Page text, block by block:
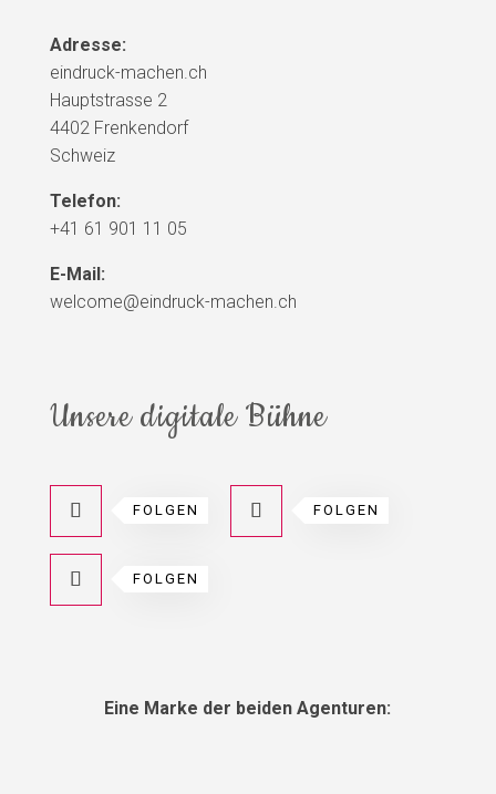
Adresse:
eindruck-machen.ch
Hauptstrasse 2
4402 Frenkendorf
Schweiz
Telefon:
+41 61 901 11 05
E-Mail:
welcome@eindruck-machen.ch
Unsere digitale Bühne
FOLGEN FOLGEN
FOLGEN
Eine Marke der beiden Agenturen: